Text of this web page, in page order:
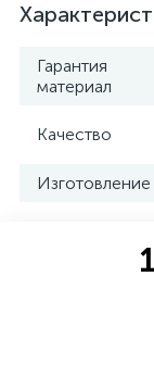
Гарантия
материал
Качество
Изготовление